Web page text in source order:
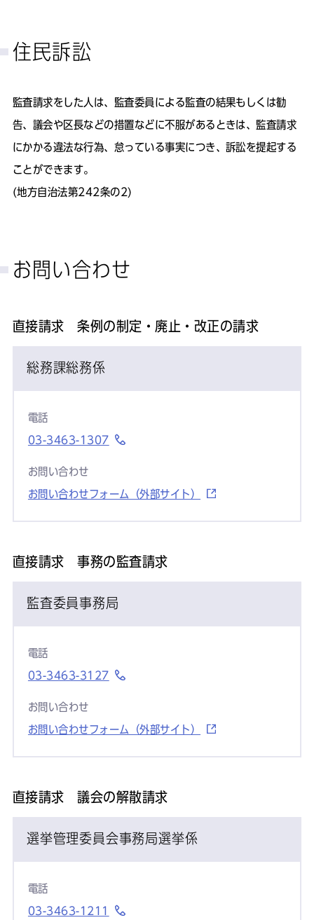
住民訴訟
監査請求をした人は、監査委員による監査の結果もしくは勧
告、議会や区長などの措置などに不服があるときは、監査請求
にかかる違法な行為、怠っている事実につき、訴訟を提起する
ことができます。
(地方自治法第242条の2)
お問い合わせ
直接請求 条例の制定・廃止・改正の請求
総務課総務係
電話
03-3463-1307
お問い合わせ
お問い合わせフォーム（外部サイト）
直接請求 事務の監査請求
監査委員事務局
電話
03-3463-3127
お問い合わせ
お問い合わせフォーム（外部サイト）
直接請求 議会の解散請求
選挙管理委員会事務局選挙係
電話
03-3463-1211